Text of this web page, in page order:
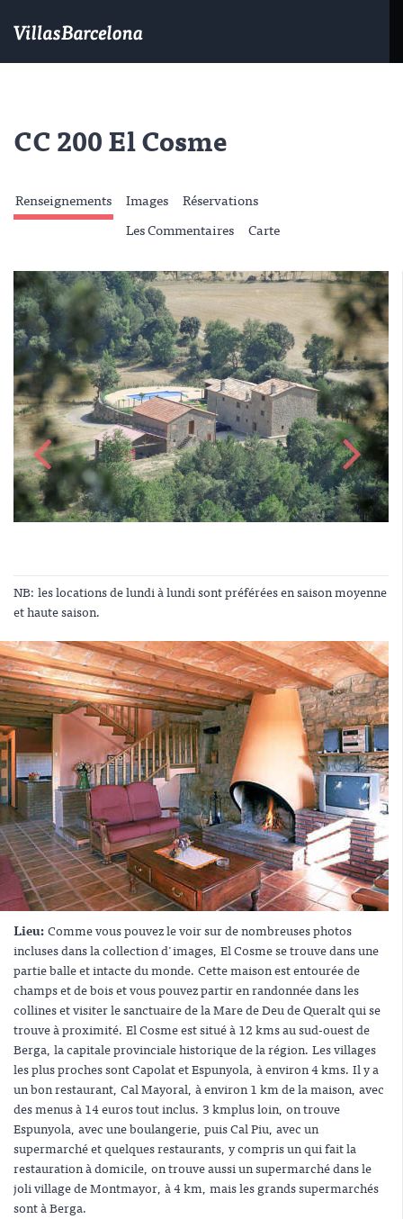
CC 200 El Cosme
Renseignements Images
Réservations
Les Commentaires
Carte
NB: les locations de lundi à lundi sont préférées en saison moyenne
et haute saison.
Lieu:Comme vous pouvez le voir sur de nombreuses photos
incluses dans la collection d'images, El Cosme se trouve dans une
partie balle et intacte du monde. Cette maison est entourée de
champs et de bois et vous pouvez partir en randonnée dans les
collines et visiter le sanctuaire de la Mare de Deu de Queralt qui se
trouve à proximité. El Cosme est situé à 12 kms au sud-ouest de
Berga, la capitale provinciale historique de la région. Les villages
les plus proches sont Capolat et Espunyola, à environ 4 kms. Il y a
un bon restaurant, Cal Mayoral, à environ 1 km de la maison, avec
des menus à 14 euros tout inclus. 3 kmplus loin, on trouve
Espunyola, avec une boulangerie, puis Cal Piu, avec un
supermarché et quelques restaurants, y compris un qui fait la
restauration à domicile, on trouve aussi un supermarché dans le
joli village de Montmayor, à 4 km, mais les grands supermarchés
sont à Berga.